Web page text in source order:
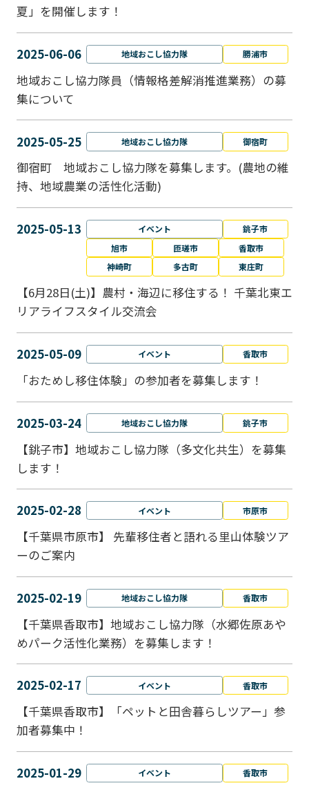
夏」を開催します！
2025-06-06 地域おこし協力隊 勝浦市
地域おこし協力隊員（情報格差解消推進業務）の募
集について
2025-05-25 地域おこし協力隊 御宿町
御宿町 地域おこし協力隊を募集します。(農地の維
持、地域農業の活性化活動)
2025-05-13 イベント
銚子市
旭市
匝瑳市
香取市
神崎町
多古町 東庄町
【6月28日(土)】農村・海辺に移住する！ 千葉北東エ
リアライフスタイル交流会
2025-05-09 イベント 香取市
「おためし移住体験」の参加者を募集します！
2025-03-24 地域おこし協力隊 銚子市
【銚子市】地域おこし協力隊（多文化共生）を募集
します！
2025-02-28 イベント 市原市
【千葉県市原市】 先輩移住者と語れる里山体験ツア
ーのご案内
2025-02-19 地域おこし協力隊 香取市
【千葉県香取市】地域おこし協力隊（水郷佐原あや
めパーク活性化業務）を募集します！
2025-02-17 イベント 香取市
【千葉県香取市】「ペットと⽥舎暮らしツアー」参
加者募集中！
2025-01-29 イベント 香取市